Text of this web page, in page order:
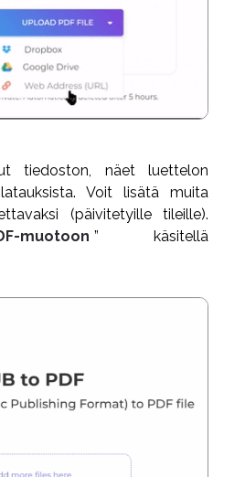
tiedoston, näet luettelon
Voit lisätä muita
(päivitetyille tileille).
muotoon ” käsitellä